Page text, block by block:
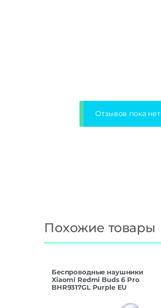
Отзывов пока нет
Похожие товары
Беспроводные наушники
Xiaomi Redmi Buds 6 Pro
BHR9317GL Purple EU